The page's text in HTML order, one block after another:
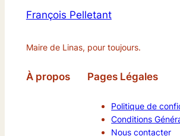
François Pelletant
Maire de Linas, pour toujours.
À propos Pages Légales
Politique de
Conditions
Nous contacter